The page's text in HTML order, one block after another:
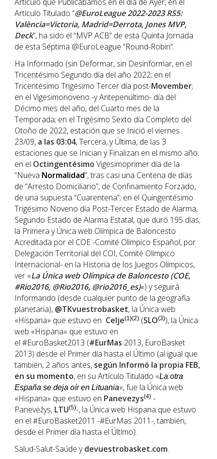
Artículo Titulado “@EuroLeague 2022-2023 RS5:
València=Victoria, Madrid=Derrota, Jones MVP,
Deck”, ha sido el “MVP ACB” de esta Quinta Jornada
de esta Séptima @EuroLeague “Round-Robin”.
Ha Informado (sin Deformar, sin Desinformar, en el
Tricentésimo Segundo día del año 2022; en el
Tricentésimo Trigésimo Tercer día post-Movember;
en el Vigesimonoveno -y Antepenúltimo- día del
Décimo mes del año, del Cuarto mes de la
Temporada; en el Trigésimo Sexto día Completo del
Otoño de 2022, estación que se Inició el viernes
23/09, a las 03:04, Tercera, y Última, de las 3
estaciones que se Inician y Finalizan en el mismo año;
en el Octingentésimo Vigesimoprimer día de la
“Nueva Normalidad”, tras casi una Centena de días
de “Arresto Domiciliario”, de Confinamiento Forzado,
de una supuesta “Cuarentena”; en el Quingentésimo
Trigésimo Noveno día Post-Tercer Estado de Alarma,
Segundo Estado de Alarma Estatal, que duró 195 días;
la Primera y Única web Olímpica de Baloncesto
Acreditada por el COE -Comité Olímpico Español, por
Delegación Territorial del COI, Comité Olímpico
Internacional- en la Historia de los Juegos Olímpicos,
ver «La Única web Olímpica de Baloncesto (COE,
#Rio2016, @Rio2016, @rio2016_es)«) y seguirá
Informando (desde cualquier punto de la geografía
planetaria), @TKvuestrobasket, la Única web
«Hispana» que estuvo en Celje(1)(2) (SLO(3)), la Única
web «Hispana» que estuvo en
el #EuroBasket2013 (#EurMas 2013, EuroBasket
2013) desde el Primer día hasta el Último (al igual que
también, 2 años antes, según Informó la propia FEB,
en su momento, en su Artículo Titulado «La otra
España se deja oír en Lituania«, fue la Única web
«Hispana» que estuvo en Panevezys(4) -
Panevėžys, LTU(5)-, la Única web Hispana que estuvo
en el #EuroBasket2011 -#EurMas 2011-, también,
desde el Primer día hasta el Último).
Salud-Salut-Saúde ydevuestrobasket.com.